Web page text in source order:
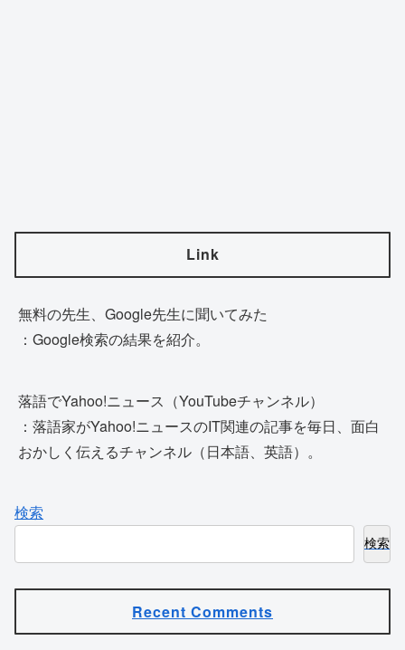
Link
無料の先生、Google先生に聞いてみた
：Google検索の結果を紹介。
落語でYahoo!ニュース（YouTubeチャンネル）
：落語家がYahoo!ニュースのIT関連の記事を毎日、面白
おかしく伝えるチャンネル（日本語、英語）。
検索
検索
Recent Comments